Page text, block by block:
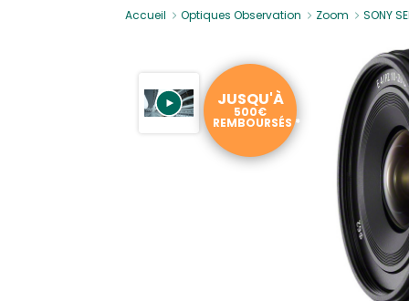
Accueil Optiques Observation Zoom SONY
JUSQU'À
500€
REMBOURSÉS *